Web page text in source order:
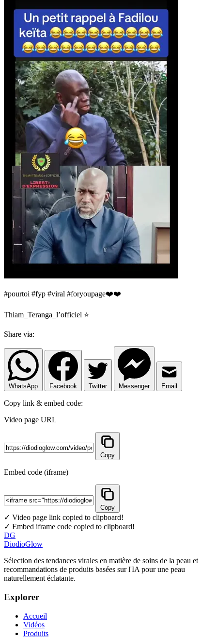
#pourtoi #fyp #viral #foryoupage❤️❤️
Thiam_Teranga_l’officiel ⭐️
Share via:
WhatsApp Facebook Twitter Messenger Email
Copy link & embed code:
Video page URL
Copy
Embed code (iframe)
Copy
✓ Video page link copied to clipboard!
✓ Embed iframe code copied to clipboard!
DG
DiodioGlow
Sélection des tendances virales en matière de soins de la peau et
recommandations de produits basées sur l'IA pour une peau
naturellement éclatante.
Explorer
Accueil
Vidéos
Produits